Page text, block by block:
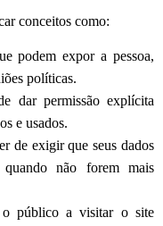
conceitos como:
podem expor a pessoa,
políticas.
dar permissão explícita
e usados.
de exigir que seus dados
não forem mais
público a visitar o site